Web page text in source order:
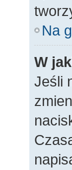
Na
W
Jeśli